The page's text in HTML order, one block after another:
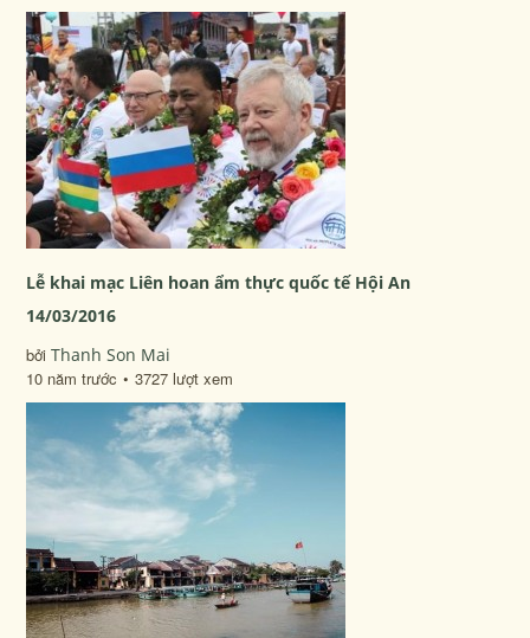
Lễ khai mạc Liên hoan ẩm thực quốc tế Hội An
14/03/2016
bởiThanh Son Mai
10 năm trước
3727 lượt xem